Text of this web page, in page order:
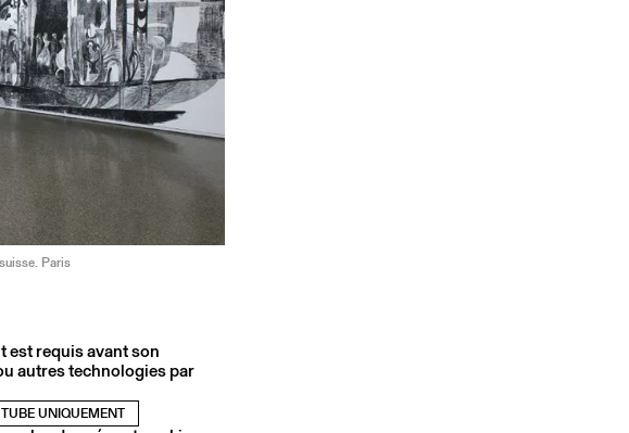
Paris
est requis avant son
autres technologies par
UNIQUEMENT